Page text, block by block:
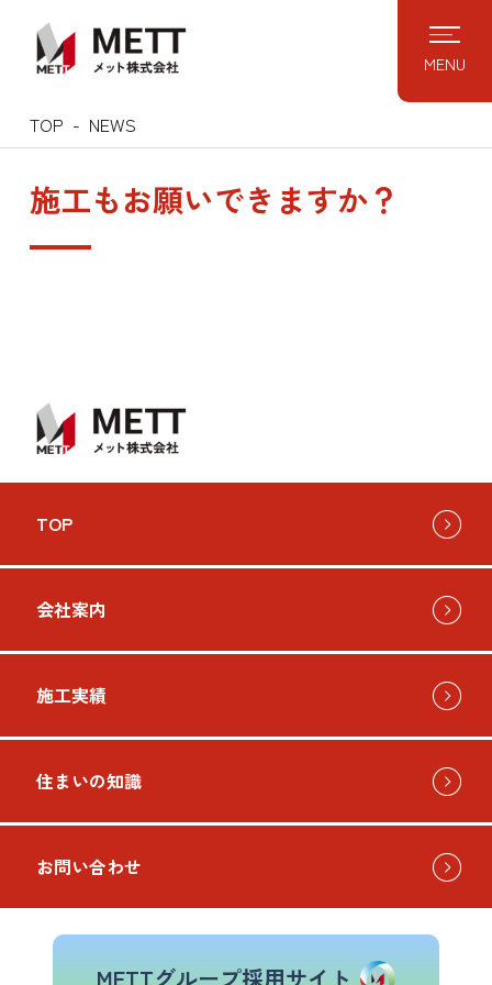
content
MENU
TOP NEWS
施工もお願いできますか？
TOP
会社案内
施工実績
住まいの知識
お問い合わせ
METTグループ採用サイト